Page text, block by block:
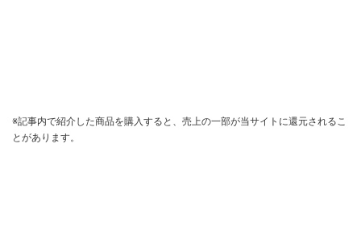
※記事内で紹介した商品を購入すると、売上の一部が当サイトに還元されるこ
とがあります。